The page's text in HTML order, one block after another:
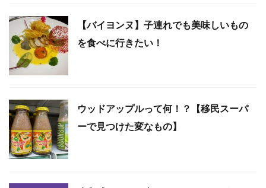
【バイヨンヌ】子連れでも美味しいもの
を食べに行きたい！
ウッドアップルって何！？【移民スーパ
ーで見つけた変なもの】